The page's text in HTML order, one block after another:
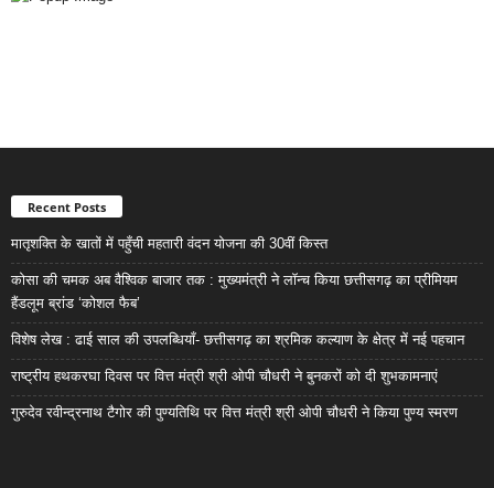
Recent Posts
मातृशक्ति के खातों में पहुँची महतारी वंदन योजना की 30वीं किस्त
कोसा की चमक अब वैश्विक बाजार तक : मुख्यमंत्री ने लॉन्च किया छत्तीसगढ़ का प्रीमियम
हैंडलूम ब्रांड ‘कोशल फैब’
विशेष लेख : ढाई साल की उपलब्धियाँ- छत्तीसगढ़ का श्रमिक कल्याण के क्षेत्र में नई पहचान
राष्ट्रीय हथकरघा दिवस पर वित्त मंत्री श्री ओपी चौधरी ने बुनकरों को दी शुभकामनाएं
गुरुदेव रवीन्द्रनाथ टैगोर की पुण्यतिथि पर वित्त मंत्री श्री ओपी चौधरी ने किया पुण्य स्मरण